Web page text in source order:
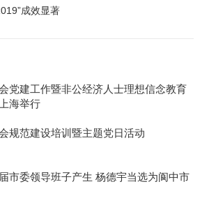
成效显著
党建工作暨非公经济人士理想信念教育
海举行
规范建设培训暨主题党日活动
市委领导班子产生 杨德宇当选为阆中市